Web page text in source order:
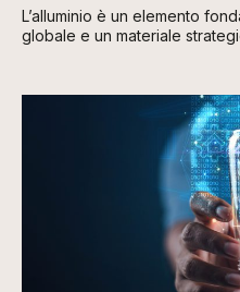
L’alluminio è un elemento
globale e un materiale